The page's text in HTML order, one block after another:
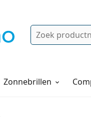
Zoek
Zonnebrillen